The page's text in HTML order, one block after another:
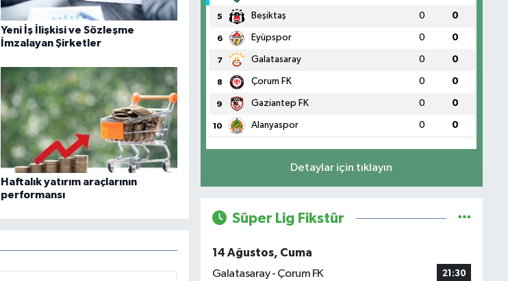
Yeni İş İlişkisi ve Sözleşme
İmzalayan Şirketler
Haftalık yatırım araçlarının
performansı
5 Beşiktaş 0 0
6 Eyüpspor 0 0
7 Galatasaray 0 0
8 Çorum FK 0 0
9 Gaziantep FK 0 0
10 Alanyaspor 0 0
Detaylar için tıklayın
Süper Lig Fikstür
14 Ağustos, Cuma
Galatasaray - Çorum FK
21:30